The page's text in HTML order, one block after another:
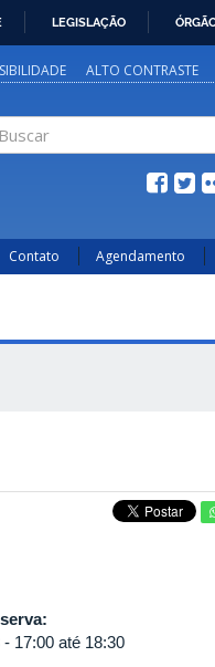
LEGISLAÇÃO
ALTO CONTRASTE
Contato Agendamento
- 17:00 até 18:30